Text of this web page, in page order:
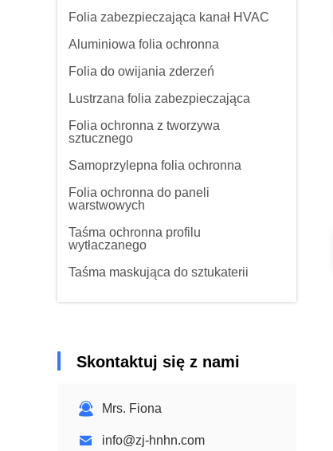
Folia zabezpieczająca kanał HVAC
Aluminiowa folia ochronna
Folia do owijania zderzeń
Lustrzana folia zabezpieczająca
Folia ochronna z tworzywa
sztucznego
Samoprzylepna folia ochronna
Folia ochronna do paneli
warstwowych
Taśma ochronna profilu
wytłaczanego
Taśma maskująca do sztukaterii
Skontaktuj się z nami
Mrs. Fiona
info@zj-hnhn.com